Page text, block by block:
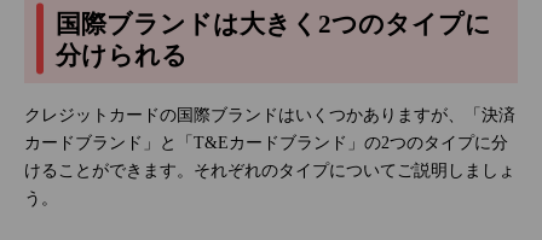
国際ブランドは大きく2つのタイプに
分けられる
クレジットカードの国際ブランドはいくつかありますが、「決済
カードブランド」と「T&Eカードブランド」の2つのタイプに分
けることができます。それぞれのタイプについてご説明しましょ
う。